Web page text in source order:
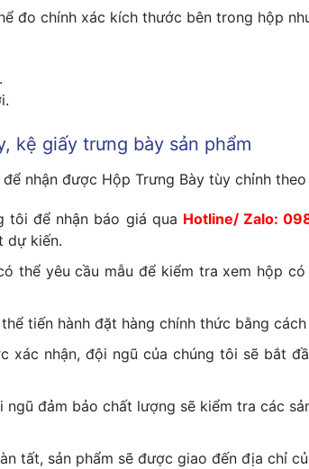
đo chính xác kích thước bên trong hộp
kệ giấy trưng bày sản phẩm
nhận được Hộp Trưng Bày tùy chỉnh theo
tôi để nhận báo giá qua Hotline/ Zalo:
dự kiến.
thể yêu cầu mẫu để kiểm tra xem hộp
tiến hành đặt hàng chính thức bằng
xác nhận, đội ngũ của chúng tôi sẽ bắt
ngũ đảm bảo chất lượng sẽ kiểm tra các
tất, sản phẩm sẽ được giao đến địa chỉ